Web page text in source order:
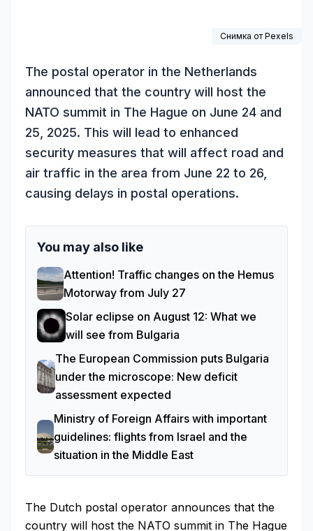
Снимка от Pexels
The postal operator in the Netherlands
announced that the country will host the
NATO summit in The Hague on June 24 and
25, 2025. This will lead to enhanced
security measures that will affect road and
air traffic in the area from June 22 to 26,
causing delays in postal operations.
You may also like
Attention! Traffic changes on the Hemus
Motorway from July 27
Solar eclipse on August 12: What we
will see from Bulgaria
The European Commission puts Bulgaria
under the microscope: New deficit
assessment expected
Ministry of Foreign Affairs with important
guidelines: flights from Israel and the
situation in the Middle East
The Dutch postal operator announces that the
country will host the NATO summit in The Hague